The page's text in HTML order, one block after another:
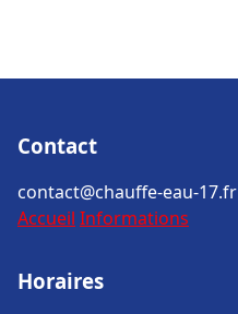
Contact
contact@chauffe-eau-17.fr
Accueil Informations
Horaires